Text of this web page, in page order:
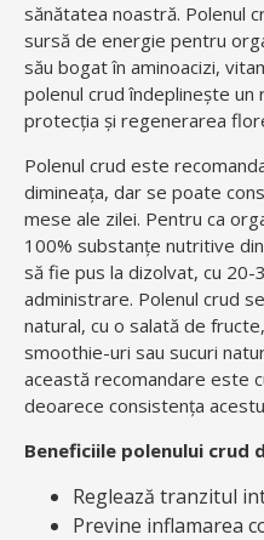
sănătatea noastră. Polenul
sursă de energie pentru
său bogat în aminoacizi,
polenul crud îndeplinește
protecţia şi regenerarea
Polenul crud este
dimineața, dar se poate
mese ale zilei. Pentru ca
100% substanțe nutritive
să fie pus la dizolvat, cu 20-
administrare. Polenul crud
natural, cu o salată de
smoothie-uri sau sucuri
această recomandare este
deoarece consistența
Beneficiile polenului
Reglează tranzitul
Previne inflamarea